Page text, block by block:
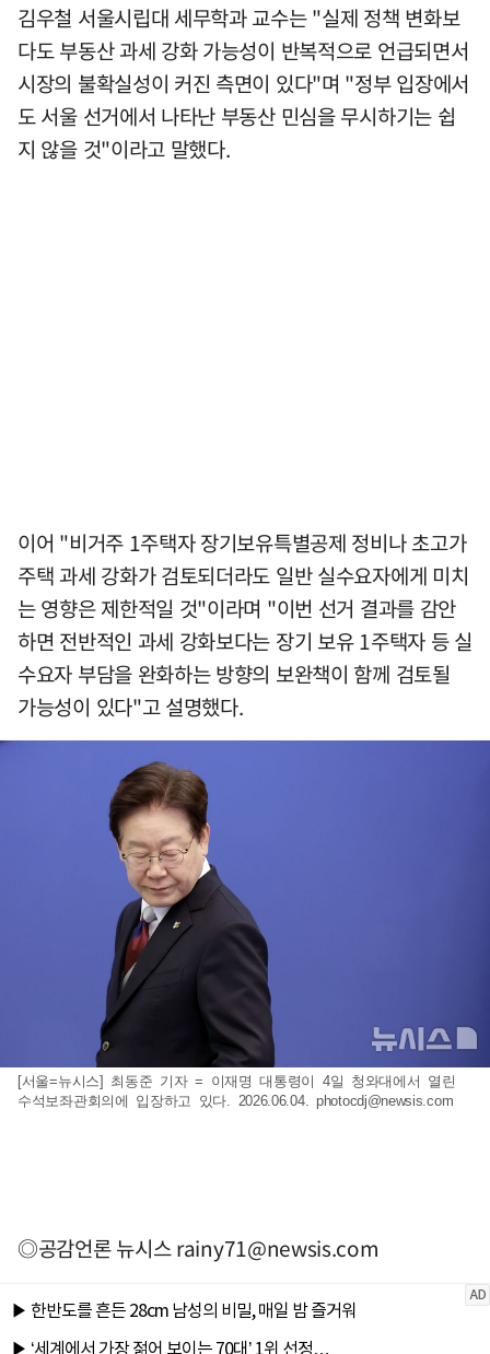
김우철 서울시립대 세무학과 교수는 "실제 정책 변화보
다도 부동산 과세 강화 가능성이 반복적으로 언급되면서
시장의 불확실성이 커진 측면이 있다"며 "정부 입장에서
도 서울 선거에서 나타난 부동산 민심을 무시하기는 쉽
지 않을 것"이라고 말했다.
이어 "비거주 1주택자 장기보유특별공제 정비나 초고가
주택 과세 강화가 검토되더라도 일반 실수요자에게 미치
는 영향은 제한적일 것"이라며 "이번 선거 결과를 감안
하면 전반적인 과세 강화보다는 장기 보유 1주택자 등 실
수요자 부담을 완화하는 방향의 보완책이 함께 검토될
가능성이 있다"고 설명했다.
[서울=뉴시스] 최동준 기자 = 이재명 대통령이 4일 청와대에서 열린
수석보좌관회의에 입장하고 있다. 2026.06.04. photocdj@newsis.com
◎공감언론 뉴시스rainy71@newsis.com